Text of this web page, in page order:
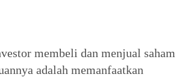
membeli dan menjual saham
adalah memanfaatkan